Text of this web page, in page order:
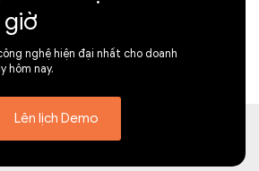
nghệ hiện đại nhất cho doanh
hôm nay.
Lên lịch Demo